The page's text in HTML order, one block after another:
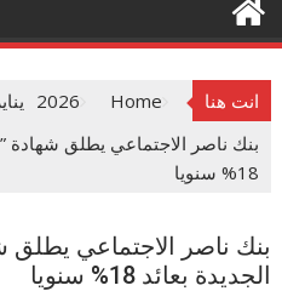
انت هنا Home
2026
بنك ناصر الاجتماعي يطلق شهادة ”
18% سنويا
بنك ناصر الاجتماعي يطلق
الجديدة بعائد 18% سنويا